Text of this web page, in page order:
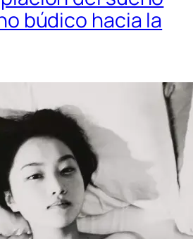
búdico hacia la